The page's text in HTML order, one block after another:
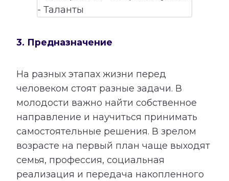
3. Предназначение
На разных этапах жизни перед
человеком стоят разные задачи. В
молодости важно найти собственное
направление и научиться принимать
самостоятельные решения. В зрелом
возрасте на первый план чаще выходят
семья, профессия, социальная
реализация и передача накопленного